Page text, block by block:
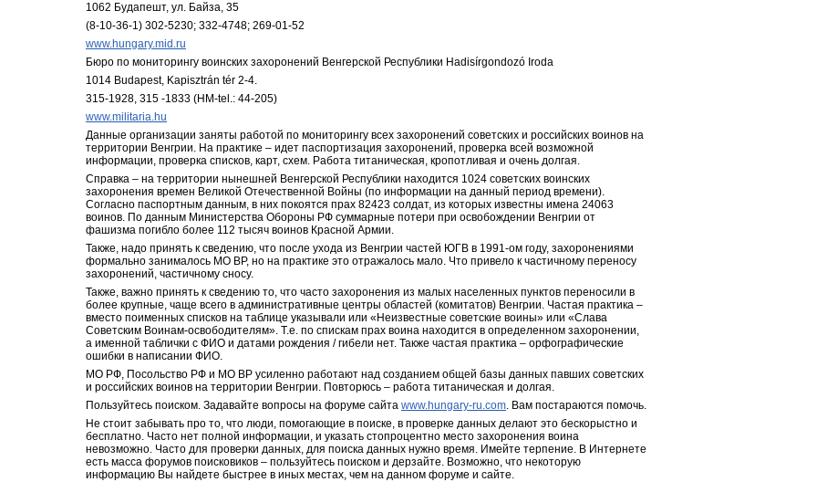
1062 Будапешт, ул. Байза, 35
(8-10-36-1) 302-5230; 332-4748; 269-01-52
www.hungary.mid.ru
Бюро по мониторингу воинских захоронений Венгерской Республики Hadisírgondozó Iroda
1014 Budapest, Kapisztrán tér 2-4.
315-1928, 315 -1833 (HM-tel.: 44-205)
www.militaria.hu
Данные организации заняты работой по мониторингу всех захоронений советских и российских воинов на
территории Венгрии. На практике – идет паспортизация захоронений, проверка всей возможной
информации, проверка списков, карт, схем. Работа титаническая, кропотливая и очень долгая.
Справка – на территории нынешней Венгерской Республики находится 1024 советских воинских
захоронения времен Великой Отечественной Войны (по информации на данный период времени).
Согласно паспортным данным, в них покоятся прах 82423 солдат, из которых известны имена 24063
воинов. По данным Министерства Обороны РФ суммарные потери при освобождении Венгрии от
фашизма погибло более 112 тысяч воинов Красной Армии.
Также, надо принять к сведению, что после ухода из Венгрии частей ЮГВ в 1991-ом году, захоронениями
формально занималось МО ВР, но на практике это отражалось мало. Что привело к частичному переносу
захоронений, частичному сносу.
Также, важно принять к сведению то, что часто захоронения из малых населенных пунктов переносили в
более крупные, чаще всего в административные центры областей (комитатов) Венгрии. Частая практика –
вместо поименных списков на таблице указывали или «Неизвестные советские воины» или «Слава
Советским Воинам-освободителям». Т.е. по спискам прах воина находится в определенном захоронении,
а именной таблички с ФИО и датами рождения / гибели нет. Также частая практика – орфографические
ошибки в написании ФИО.
МО РФ, Посольство РФ и МО ВР усиленно работают над созданием общей базы данных павших советских
и российских воинов на территории Венгрии. Повторюсь – работа титаническая и долгая.
Пользуйтесь поиском. Задавайте вопросы на форуме сайта www.hungary-ru.com. Вам постараются помочь.
Не стоит забывать про то, что люди, помогающие в поиске, в проверке данных делают это бескорыстно и
бесплатно. Часто нет полной информации, и указать стопроцентно место захоронения воина
невозможно. Часто для проверки данных, для поиска данных нужно время. Имейте терпение. В Интернете
есть масса форумов поисковиков – пользуйтесь поиском и дерзайте. Возможно, что некоторую
информацию Вы найдете быстрее в иных местах, чем на данном форуме и сайте.